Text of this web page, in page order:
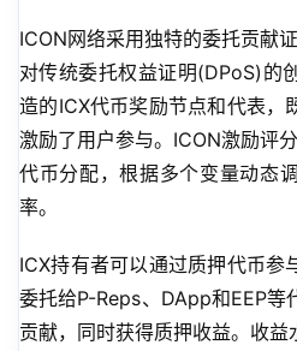
ICON网络采用独特的委托贡献
对传统委托权益证明(DPoS)的
造的ICX代币奖励节点和代表，
激励了用户参与。ICON激励评
代币分配，根据多个变量动态
率。
ICX持有者可以通过质押代币参
委托给P-Reps、DApp和EEP等
贡献，同时获得质押收益。收